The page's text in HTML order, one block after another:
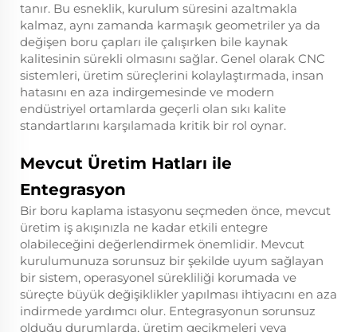
tanır. Bu esneklik, kurulum süresini azaltmakla
kalmaz, aynı zamanda karmaşık geometriler ya da
değişen boru çapları ile çalışırken bile kaynak
kalitesinin sürekli olmasını sağlar. Genel olarak CNC
sistemleri, üretim süreçlerini kolaylaştırmada, insan
hatasını en aza indirgemesinde ve modern
endüstriyel ortamlarda geçerli olan sıkı kalite
standartlarını karşılamada kritik bir rol oynar.
Mevcut Üretim Hatları ile
Entegrasyon
Bir boru kaplama istasyonu seçmeden önce, mevcut
üretim iş akışınızla ne kadar etkili entegre
olabileceğini değerlendirmek önemlidir. Mevcut
kurulumunuza sorunsuz bir şekilde uyum sağlayan
bir sistem, operasyonel sürekliliği korumada ve
süreçte büyük değişiklikler yapılması ihtiyacını en aza
indirmede yardımcı olur. Entegrasyonun sorunsuz
olduğu durumlarda, üretim gecikmeleri veya